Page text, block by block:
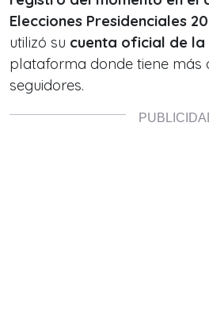
Elecciones Presidenciales
utilizó su cuenta oficial de la
plataforma donde tiene más
seguidores.